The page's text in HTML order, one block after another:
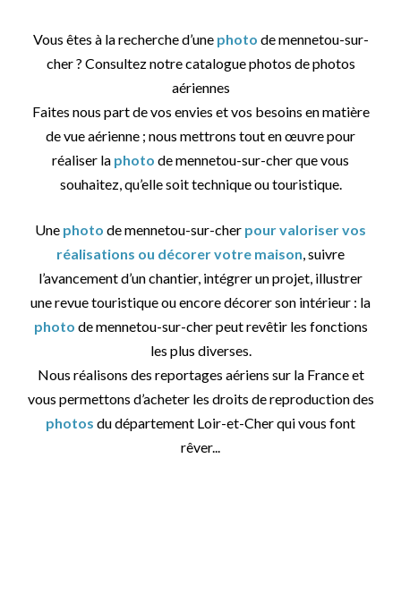
Vous êtes à la recherche d’une photo de mennetou-sur-
cher ? Consultez notre catalogue photos de photos
aériennes
Faites nous part de vos envies et vos besoins en matière
de vue aérienne ; nous mettrons tout en œuvre pour
réaliser la photo de mennetou-sur-cher que vous
souhaitez, qu’elle soit technique ou touristique.
Une photo de mennetou-sur-cher pour valoriser vos
réalisations ou décorer votre maison, suivre
l’avancement d’un chantier, intégrer un projet, illustrer
une revue touristique ou encore décorer son intérieur : la
photo de mennetou-sur-cher peut revêtir les fonctions
les plus diverses.
Nous réalisons des reportages aériens sur la France et
vous permettons d’acheter les droits de reproduction des
photos du département Loir-et-Cher qui vous font
rêver...